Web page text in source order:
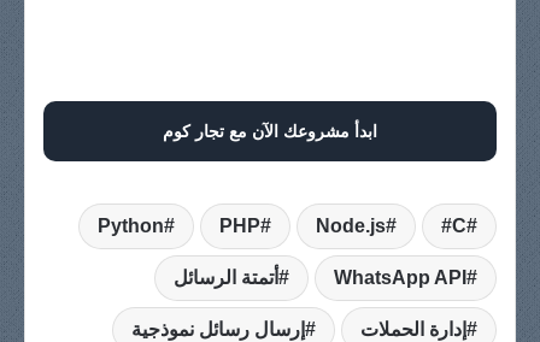
ابدأ مشروعك الآن مع تجار كوم
C#
Node.js
PHP
Python
WhatsApp API أتمتة الرسائل
إدارة الحملات إرسال رسائل نموذجية